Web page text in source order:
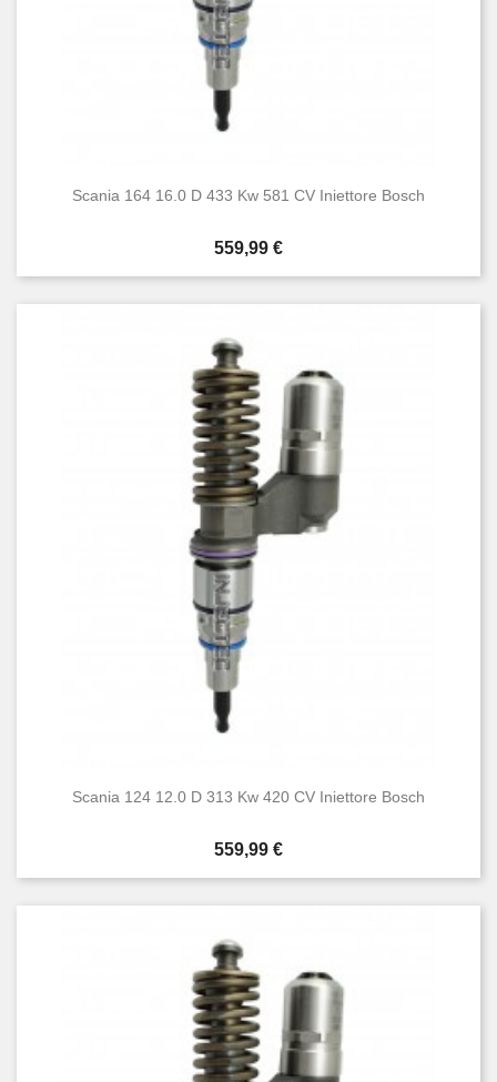
Scania 164 16.0 D 433 Kw 581 CV Iniettore Bosch
Prezzo
559,99 €
Scania 124 12.0 D 313 Kw 420 CV Iniettore Bosch
Prezzo
559,99 €